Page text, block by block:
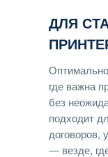
ДЛЯ
где важна
без
подходит
договоров,
— везде,